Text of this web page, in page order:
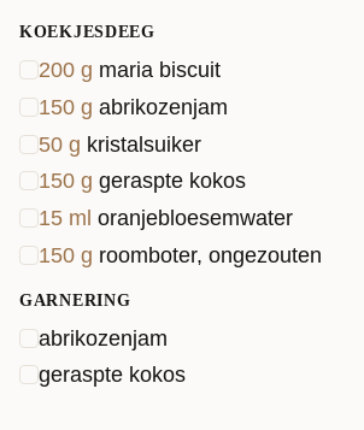
KOEKJESDEEG
200 g maria biscuit
150 g abrikozenjam
50 g kristalsuiker
150 g geraspte kokos
15 ml oranjebloesemwater
150 g roomboter, ongezouten
GARNERING
abrikozenjam
geraspte kokos